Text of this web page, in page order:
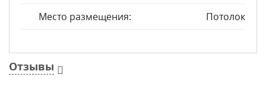
Место размещения:
Потолок
Отзывы